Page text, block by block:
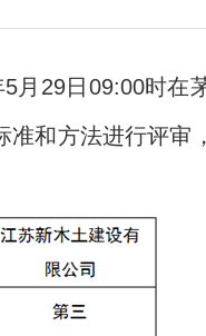
5月29日09:00时在
和方法进行评审